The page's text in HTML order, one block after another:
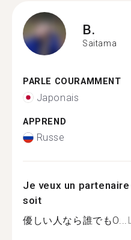
B.
Saitama
PARLE COURAMMENT
Japonais
APPREND
Russe
Je veux un
soit
優しい人なら誰でもO...